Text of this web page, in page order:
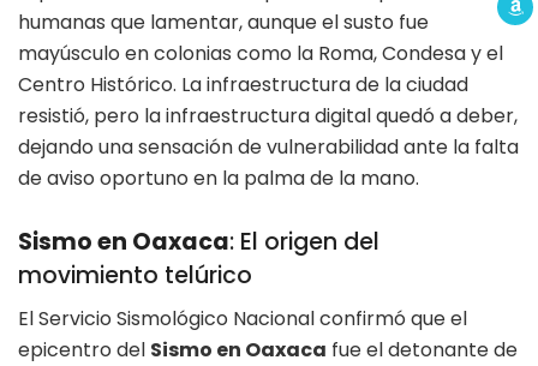
humanas que lamentar, aunque el susto fue
mayúsculo en colonias como la Roma, Condesa y el
Centro Histórico. La infraestructura de la ciudad
resistió, pero la infraestructura digital quedó a deber,
dejando una sensación de vulnerabilidad ante la falta
de aviso oportuno en la palma de la mano.
Sismo en Oaxaca: El origen del
movimiento telúrico
El Servicio Sismológico Nacional confirmó que el
epicentro del Sismo en Oaxaca fue el detonante de